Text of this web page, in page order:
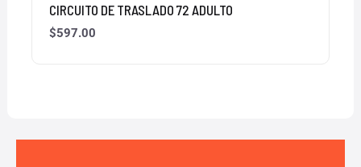
CIRCUITO DE TRASLADO 72 ADULTO
$597.00